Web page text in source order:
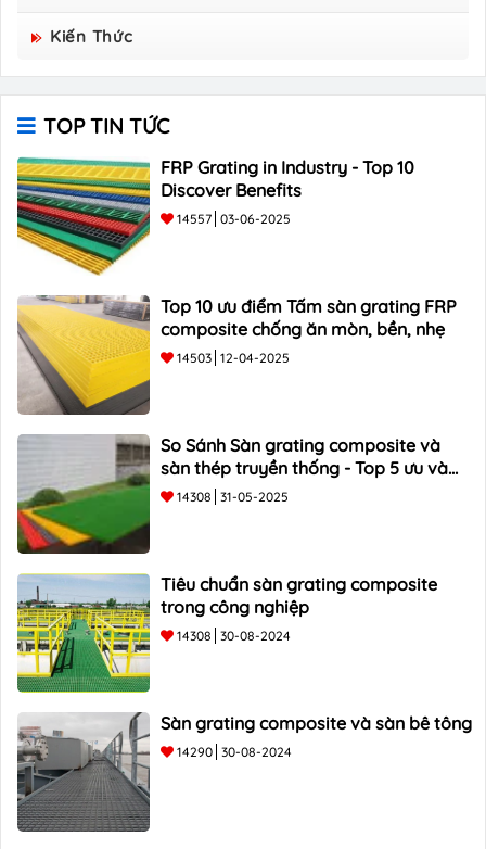
Tấm Sàn Grating Composite FRP - Hòa Bình
Group Sản Xuất
Kiến Thức
TOP TIN TỨC
FRP Grating in Industry - Top 10
Discover Benefits
14557 03-06-2025
Top 10 ưu điểm Tấm sàn grating FRP
composite chống ăn mòn, bền, nhẹ
14503 12-04-2025
So Sánh Sàn grating composite và
sàn thép truyền thống - Top 5 ưu và
nhược điểm
14308 31-05-2025
Tiêu chuẩn sàn grating composite
trong công nghiệp
14308 30-08-2024
Sàn grating composite và sàn bê tông
14290 30-08-2024